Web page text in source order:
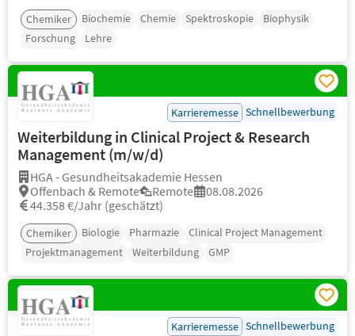
Chemiker Biochemie Chemie Spektroskopie
Biophysik
Forschung
Lehre
Karrieremesse Schnellbewerbung
Weiterbildung in Clinical Project & Research
Management (m/w/d)
HGA - Gesundheitsakademie Hessen
Offenbach & Remote
Remote
08.08.2026
44.358 €/Jahr (geschätzt)
Chemiker Biologie Pharmazie
Clinical Project Management
Projektmanagement
Weiterbildung GMP
Karrieremesse Schnellbewerbung